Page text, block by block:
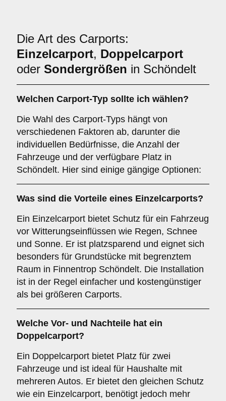
Die Art des Carports:
Einzelcarport, Doppelcarport
oder Sondergrößen in Schöndelt
Welchen Carport-Typ sollte ich wählen?
Die Wahl des Carport-Typs hängt von
verschiedenen Faktoren ab, darunter die
individuellen Bedürfnisse, die Anzahl der
Fahrzeuge und der verfügbare Platz in
Schöndelt. Hier sind einige gängige Optionen:
Was sind die Vorteile eines Einzelcarports?
Ein Einzelcarport bietet Schutz für ein Fahrzeug
vor Witterungseinflüssen wie Regen, Schnee
und Sonne. Er ist platzsparend und eignet sich
besonders für Grundstücke mit begrenztem
Raum in Finnentrop Schöndelt. Die Installation
ist in der Regel einfacher und kostengünstiger
als bei größeren Carports.
Welche Vor- und Nachteile hat ein
Doppelcarport?
Ein Doppelcarport bietet Platz für zwei
Fahrzeuge und ist ideal für Haushalte mit
mehreren Autos. Er bietet den gleichen Schutz
wie ein Einzelcarport, benötigt jedoch mehr